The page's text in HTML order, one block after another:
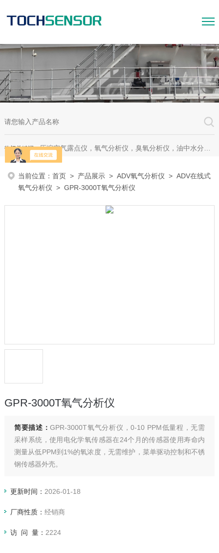
热门关键词：压缩空气露点仪，氧气分析仪，臭氧分析仪，油中水分析仪，超声波测漏仪。
当前位置：首页 > 产品展示 >ADV氧气分析仪 >ADV在线式
氧气分析仪 > GPR-3000T氧气分析仪
GPR-3000T氧气分析仪
简要描述：GPR-3000T氧气分析仪，0-10 PPM低量程，无需
采样系统，使用电化学氧传感器在24个月的传感器使用寿命内
测量从低PPM到1%的氧浓度，无需维护，菜单驱动控制和不锈
钢传感器外壳。
更新时间： 2026-01-18
厂商性质： 经销商
访 问 量： 2224